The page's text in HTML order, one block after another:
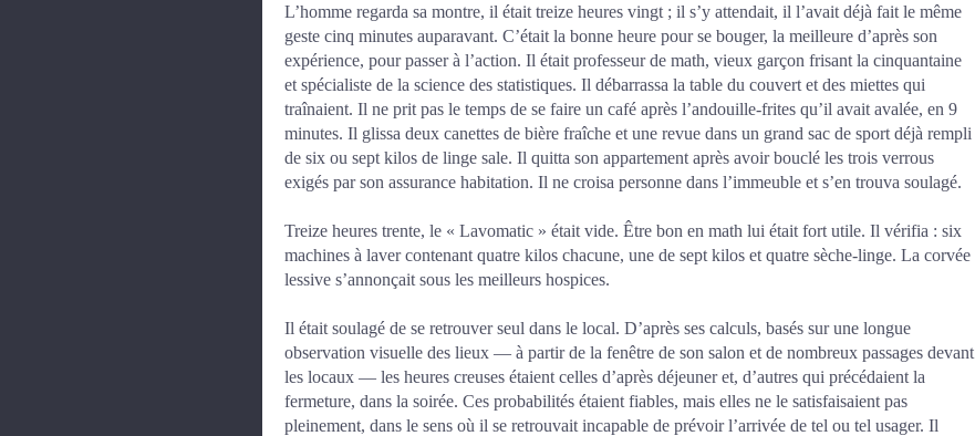
L’homme regarda sa montre, il était treize heures vingt ; il s’y attendait, il l’avait déjà fait le même
geste cinq minutes auparavant. C’était la bonne heure pour se bouger, la meilleure d’après son
expérience, pour passer à l’action. Il était professeur de math, vieux garçon frisant la cinquantaine
et spécialiste de la science des statistiques. Il débarrassa la table du couvert et des miettes qui
traînaient. Il ne prit pas le temps de se faire un café après l’andouille-frites qu’il avait avalée, en 9
minutes. Il glissa deux canettes de bière fraîche et une revue dans un grand sac de sport déjà rempli
de six ou sept kilos de linge sale. Il quitta son appartement après avoir bouclé les trois verrous
exigés par son assurance habitation. Il ne croisa personne dans l’immeuble et s’en trouva soulagé.
Treize heures trente, le « Lavomatic » était vide. Être bon en math lui était fort utile. Il vérifia : six
machines à laver contenant quatre kilos chacune, une de sept kilos et quatre sèche-linge. La corvée
lessive s’annonçait sous les meilleurs hospices.
Il était soulagé de se retrouver seul dans le local. D’après ses calculs, basés sur une longue
observation visuelle des lieux — à partir de la fenêtre de son salon et de nombreux passages devant
les locaux — les heures creuses étaient celles d’après déjeuner et, d’autres qui précédaient la
fermeture, dans la soirée. Ces probabilités étaient fiables, mais elles ne le satisfaisaient pas
pleinement, dans le sens où il se retrouvait incapable de prévoir l’arrivée de tel ou tel usager. Il